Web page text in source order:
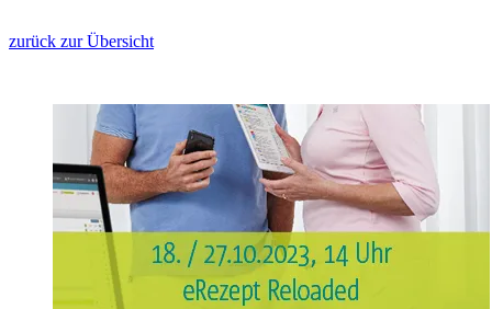
zurück zur Übersicht